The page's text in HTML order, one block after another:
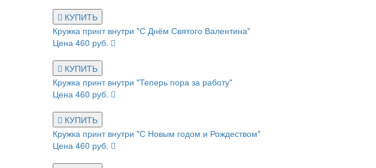
КУПИТЬ
Кружка принт внутри "С Днём Святого Валентина"
Цена 460 руб.
КУПИТЬ
Кружка принт внутри "Теперь пора за работу"
Цена 460 руб.
КУПИТЬ
Кружка принт внутри "С Новым годом и Рождеством"
Цена 460 руб.